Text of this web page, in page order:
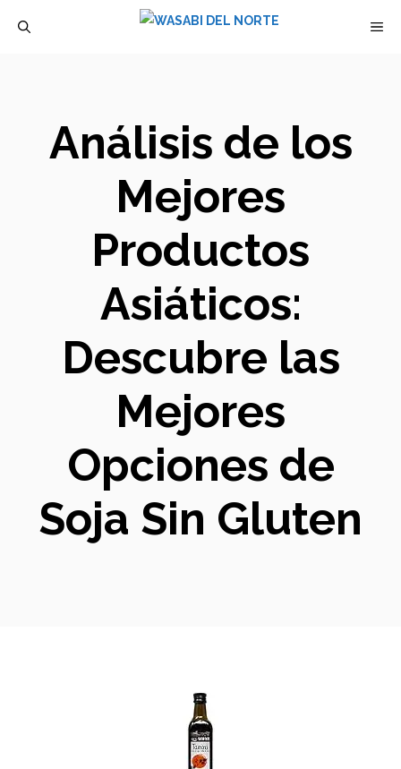
Análisis de los
Mejores
Productos
Asiáticos:
Descubre las
Mejores
Opciones de
Soja Sin Gluten